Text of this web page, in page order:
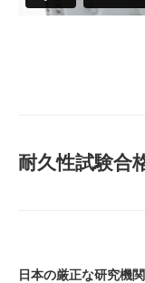
耐久性試験合
日本の厳正な研究機